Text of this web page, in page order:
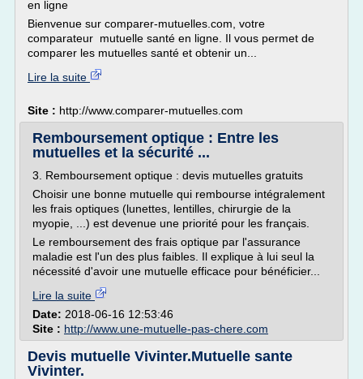
en ligne
Bienvenue sur comparer-mutuelles.com, votre
comparateur mutuelle santé en ligne. Il vous permet de
comparer les mutuelles santé et obtenir un...
Lire la suite
Site : http://www.comparer-mutuelles.com
Remboursement optique : Entre les
mutuelles et la sécurité ...
3. Remboursement optique : devis mutuelles gratuits
Choisir une bonne mutuelle qui rembourse intégralement
les frais optiques (lunettes, lentilles, chirurgie de la
myopie, ...) est devenue une priorité pour les français.
Le remboursement des frais optique par l'assurance
maladie est l'un des plus faibles. Il explique à lui seul la
nécessité d'avoir une mutuelle efficace pour bénéficier...
Lire la suite
Date: 2018-06-16 12:53:46
Site : http://www.une-mutuelle-pas-chere.com
Devis mutuelle Vivinter.Mutuelle sante
Vivinter.